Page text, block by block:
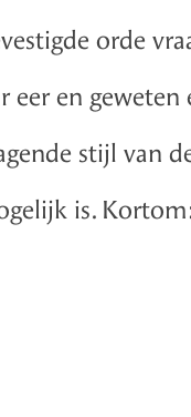
orde
eer en
stijl van
is.